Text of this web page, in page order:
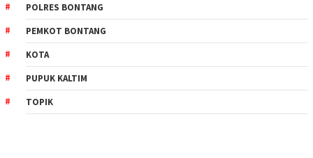
POLRES BONTANG
PEMKOT BONTANG
KOTA
PUPUK KALTIM
TOPIK